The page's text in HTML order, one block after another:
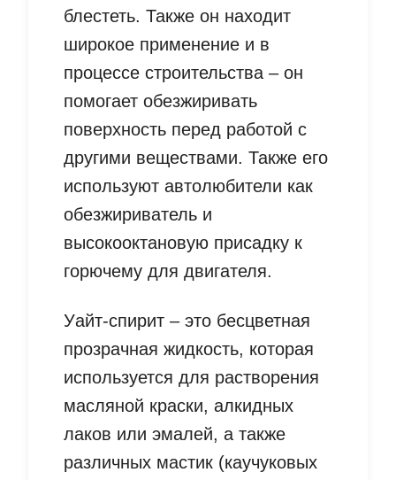
блестеть. Также он находит
широкое применение и в
процессе строительства – он
помогает обезжиривать
поверхность перед работой с
другими веществами. Также его
используют автолюбители как
обезжириватель и
высокооктановую присадку к
горючему для двигателя.
Уайт-спирит – это бесцветная
прозрачная жидкость, которая
используется для растворения
масляной краски, алкидных
лаков или эмалей, а также
различных мастик (каучуковых